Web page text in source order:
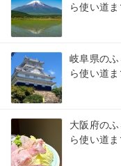
ら使い道ま
岐阜県の
ら使い道ま
大阪府の
ら使い道ま